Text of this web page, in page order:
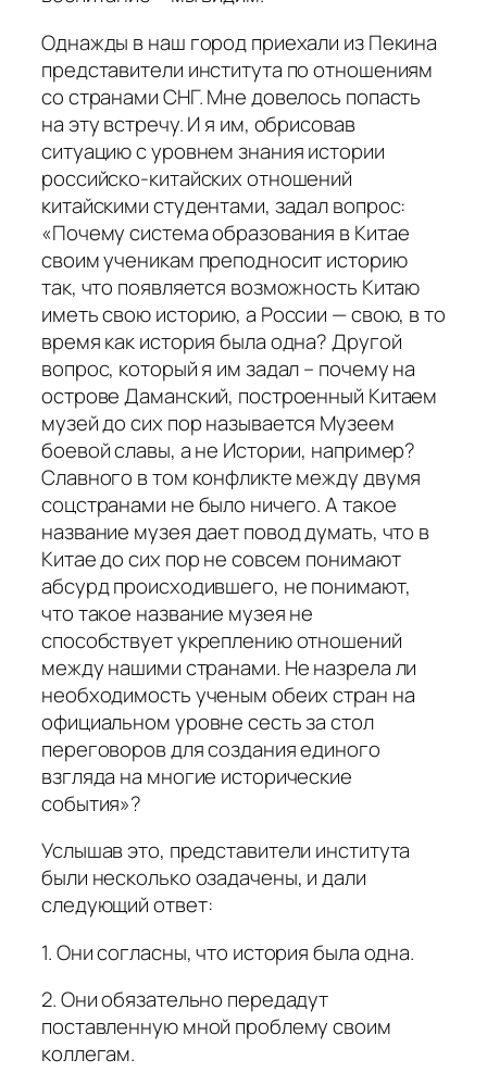
Однажды в наш город приехали из Пекина
представители института по отношениям
со странами СНГ. Мне довелось попасть
на эту встречу. И я им, обрисовав
ситуацию с уровнем знания истории
российско-китайских отношений
китайскими студентами, задал вопрос:
«Почему система образования в Китае
своим ученикам преподносит историю
так, что появляется возможность Китаю
иметь свою историю, а России — свою, в то
время как история была одна? Другой
вопрос, который я им задал – почему на
острове Даманский, построенный Китаем
музей до сих пор называется Музеем
боевой славы, а не Истории, например?
Славного в том конфликте между двумя
соцстранами не было ничего. А такое
название музея дает повод думать, что в
Китае до сих пор не совсем понимают
абсурд происходившего, не понимают,
что такое название музея не
способствует укреплению отношений
между нашими странами. Не назрела ли
необходимость ученым обеих стран на
официальном уровне сесть за стол
переговоров для создания единого
взгляда на многие исторические
события»?
Услышав это, представители института
были несколько озадачены, и дали
следующий ответ:
1. Они согласны, что история была одна.
2. Они обязательно передадут
поставленную мной проблему своим
коллегам.